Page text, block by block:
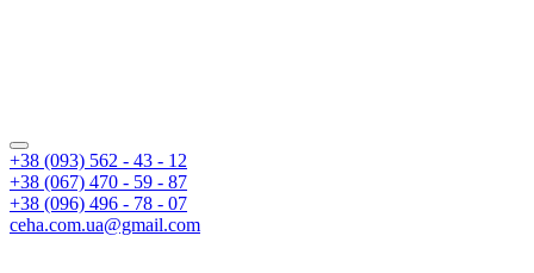
+38 (093) 562 - 43 - 12
+38 (067) 470 - 59 - 87
+38 (096) 496 - 78 - 07
ceha.com.ua@gmail.com